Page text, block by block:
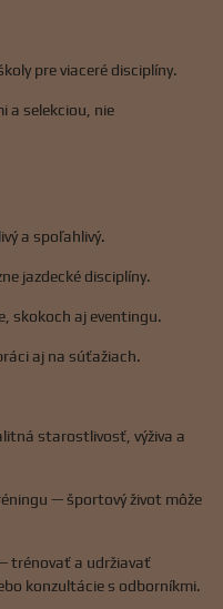
pre viaceré disciplíny.
a selekciou, nie
a spoľahlivý.
jazdecké disciplíny.
skokoch aj eventingu.
aj na súťažiach.
starostlivosť, výživa a
— športový život môže
trénovať a udržiavať
konzultácie s odborníkmi.